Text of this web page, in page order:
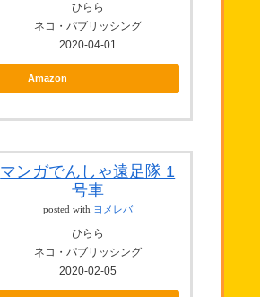
ひらら
ネコ・パブリッシング
2020-04-01
Amazon
マンガでんしゃ遠足隊 1
号車
posted with ヨメレバ
ひらら
ネコ・パブリッシング
2020-02-05